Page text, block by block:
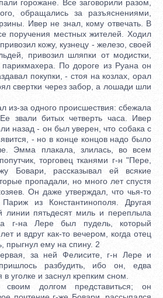
горожане. Все заговорили разом,
обращались за разъяснениями,
Ивер не знал, кому отвечать. В
поручения местных жителей. Ходил
кожу, кузнецу - железо, своей
привозил шляпки от модистки,
По дороге из Руана он
покупки, - стоя на козлах, орал
свертки через забор, а лошади шли
из-за одного происшествия: сбежала
звали битых четверть часа. Ивер
назад - он был уверен, что собака с
- но в конце концов надо было
Эмма плакала, злилась, во всем
торговец тканями г-н "Пере,
Бовари, рассказывал ей всякие
пропадали, но много лет спустя
Он даже утверждал, что чья-то
из Константинополя. Другая
линии пятьдесят миль и переплыла
г-на Лере был пудель, который
и вдруг как-то вечером, когда отец
прыгнул ему на спину. 2
за ней Фелисите, г-н Лере и
разбудить, ибо он, едва
уголке и заснул крепким сном.
долгом представиться; он